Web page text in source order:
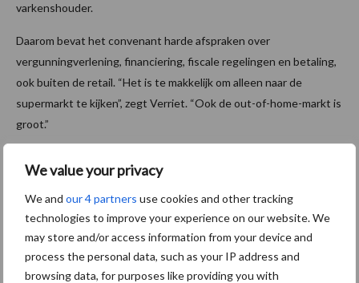
We value your privacy
We and our 4 partners use cookies and other tracking
technologies to improve your experience on our website. We
may store and/or access information from your device and
process the personal data, such as your IP address and
browsing data, for purposes like providing you with
varkenshouder.
Daarom bevat het convenant harde afspraken over
vergunningverlening, financiering, fiscale regelingen en betaling,
ook buiten de retail. “Het is te makkelijk om alleen naar de
supermarkt te kijken”, zegt Verriet. “Ook de out-of-home-markt is
groot.”
Autoriteit moet iedereen aanspreken
Nieuw is de onafhankelijke Autoriteit Dierwaardige Veehouderij,
die toezicht houdt op álle partijen. “Niet alleen boeren worden
beoordeeld, maar ook overheden, banken en marktpartijen”, legt